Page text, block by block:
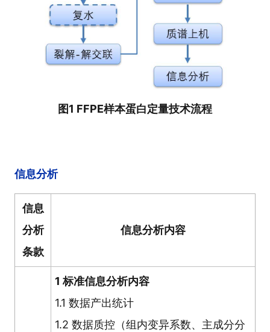
图1 FFPE样本蛋白定量技术流程
信息分析
信息
分析
条款
信息分析内容
1 标准信息分析内容
1.1 数据产出统计
1.2 数据质控（组内变异系数、主成分分